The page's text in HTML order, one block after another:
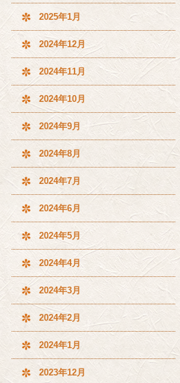
2025年1月
2024年12月
2024年11月
2024年10月
2024年9月
2024年8月
2024年7月
2024年6月
2024年5月
2024年4月
2024年3月
2024年2月
2024年1月
2023年12月